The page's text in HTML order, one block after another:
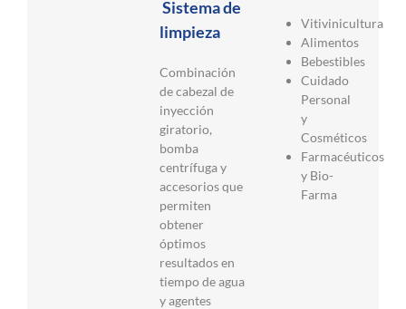
Sistema de
limpieza
Combinación
de cabezal de
inyección
giratorio,
bomba
centrífuga y
accesorios que
permiten
obtener
óptimos
resultados en
tiempo de agua
y agentes
Vitivinicultura
Alimentos
Bebestibles
Cuidado
Personal
y
Cosméticos
Farmacéuticos
y Bio-
Farma